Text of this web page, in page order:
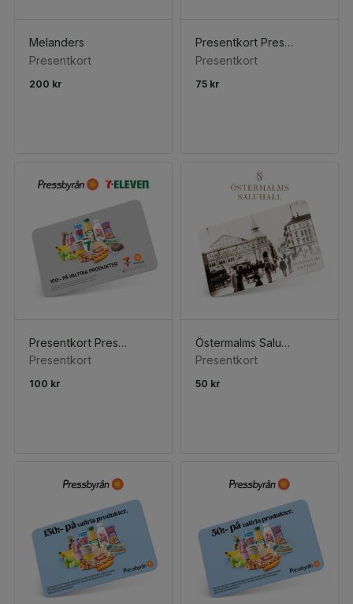
Melanders
Presentkort
200 kr
Presentkort Pressbyrån & 7-Eleven 75 kr
Presentkort
75 kr
Presentkort Pressbyrån & 7-Eleven 100 kr
Presentkort
100 kr
Östermalms Saluhall
Presentkort
50 kr